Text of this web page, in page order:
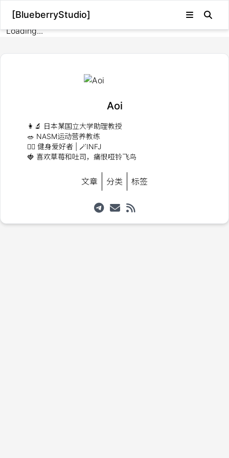
[BlueberryStudio]
Loading...
Aoi
👩‍🔬 日本某国立大学助理教授
🥗 NASM运动营养教练
🏋️‍♀️ 健身爱好者 | 🪄INFJ
🍓 喜欢草莓和吐司，痛恨哑铃飞鸟
文章 分类 标签